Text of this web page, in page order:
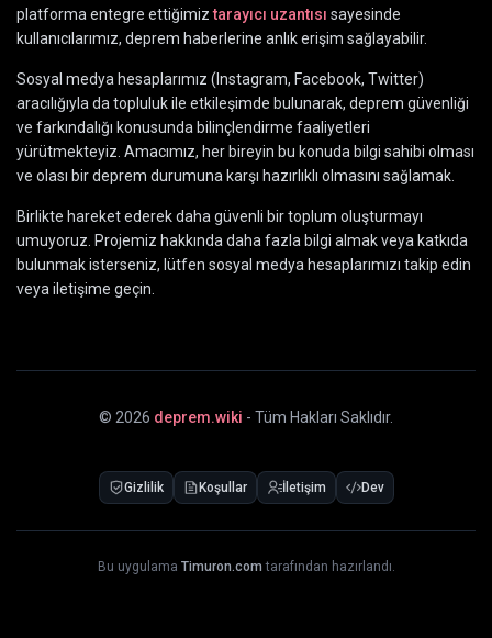
platforma entegre ettiğimiz tarayıcı uzantısı sayesinde
kullanıcılarımız, deprem haberlerine anlık erişim sağlayabilir.
Sosyal medya hesaplarımız (Instagram, Facebook, Twitter)
aracılığıyla da topluluk ile etkileşimde bulunarak, deprem güvenliği
ve farkındalığı konusunda bilinçlendirme faaliyetleri
yürütmekteyiz. Amacımız, her bireyin bu konuda bilgi sahibi olması
ve olası bir deprem durumuna karşı hazırlıklı olmasını sağlamak.
Birlikte hareket ederek daha güvenli bir toplum oluşturmayı
umuyoruz. Projemiz hakkında daha fazla bilgi almak veya katkıda
bulunmak isterseniz, lütfen sosyal medya hesaplarımızı takip edin
veya iletişime geçin.
© 2026 deprem.wiki - Tüm Hakları Saklıdır.
Gizlilik Koşullar İletişim Dev
Bu uygulama Timuron.com tarafından hazırlandı.